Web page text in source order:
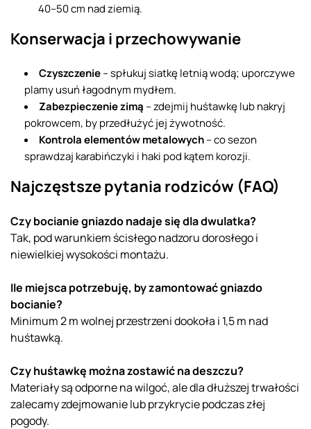
40–50 cm nad ziemią.
Konserwacja i przechowywanie
Czyszczenie– spłukuj siatkę letnią wodą; uporczywe
plamy usuń łagodnym mydłem.
Zabezpieczenie zimą – zdejmij huśtawkę lub nakryj
pokrowcem, by przedłużyć jej żywotność.
Kontrola elementów metalowych– co sezon
sprawdzaj karabińczyki i haki pod kątem korozji.
Najczęstsze pytania rodziców (FAQ)
Czy bocianie gniazdo nadaje się dla dwulatka?
Tak, pod warunkiem ścisłego nadzoru dorosłego i
niewielkiej wysokości montażu.
Ile miejsca potrzebuję, by zamontować gniazdo
bocianie?
Minimum 2 m wolnej przestrzeni dookoła i 1,5 m nad
huśtawką.
Czy huśtawkę można zostawić na deszczu?
Materiały są odporne na wilgoć, ale dla dłuższej trwałości
zalecamy zdejmowanie lub przykrycie podczas złej
pogody.